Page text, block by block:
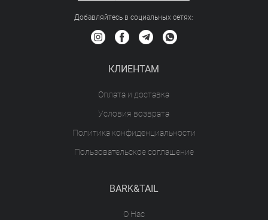
Добавляйтесь в социальных сетяx:
КЛИЕНТАМ
Оплата и доставка
Условия возврата
Политика конфиденциальности
Пользовательское соглашение
BARK&TAIL
О Нас